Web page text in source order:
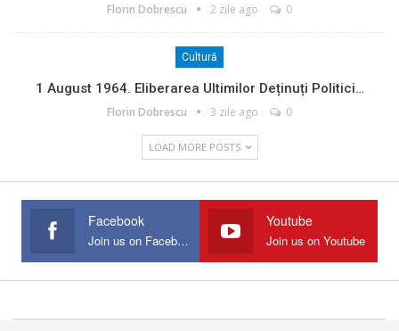
Florin Dobrescu 2 zile ago 0
Cultură
1 August 1964. Eliberarea Ultimilor Deținuți Politici…
Florin Dobrescu 3 zile ago 0
LOAD MORE POSTS
Facebook
Join us on Facebook
Youtube
Join us on Youtube